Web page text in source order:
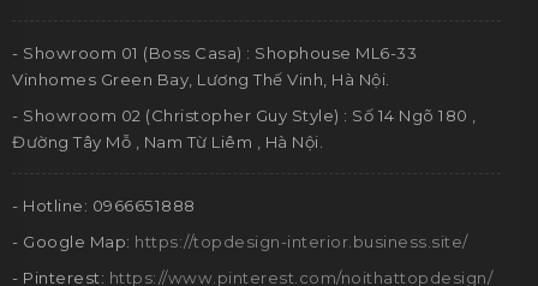
- Showroom 01 (Boss Casa) : Shophouse ML6-33
Vinhomes Green Bay, Lương Thế Vinh, Hà Nội.
- Showroom 02 (Christopher Guy Style) : Số 14 Ngõ 180 ,
Đường Tây Mỗ , Nam Từ Liêm , Hà Nội.
- Hotline: 0966651888
- Google Map: https://topdesign-interior.business.site/
- Pinterest: https://www.pinterest.com/noithattopdesign/